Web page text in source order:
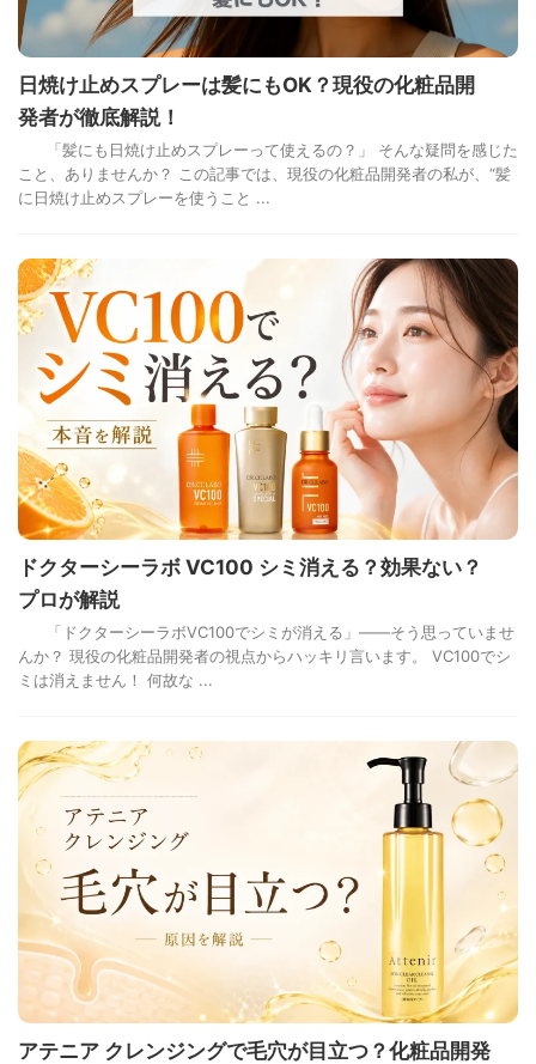
日焼け止めスプレーは髪にもOK？現役の化粧品開
発者が徹底解説！
「髪にも日焼け止めスプレーって使えるの？」 そんな疑問を感じた
こと、ありませんか？ この記事では、現役の化粧品開発者の私が、“髪
に日焼け止めスプレーを使うこと ...
ドクターシーラボ VC100 シミ消える？効果ない？
プロが解説
「ドクターシーラボVC100でシミが消える」――そう思っていませ
んか？ 現役の化粧品開発者の視点からハッキリ言います。 VC100でシ
ミは消えません！ 何故な ...
アテニア クレンジングで毛穴が目立つ？化粧品開発